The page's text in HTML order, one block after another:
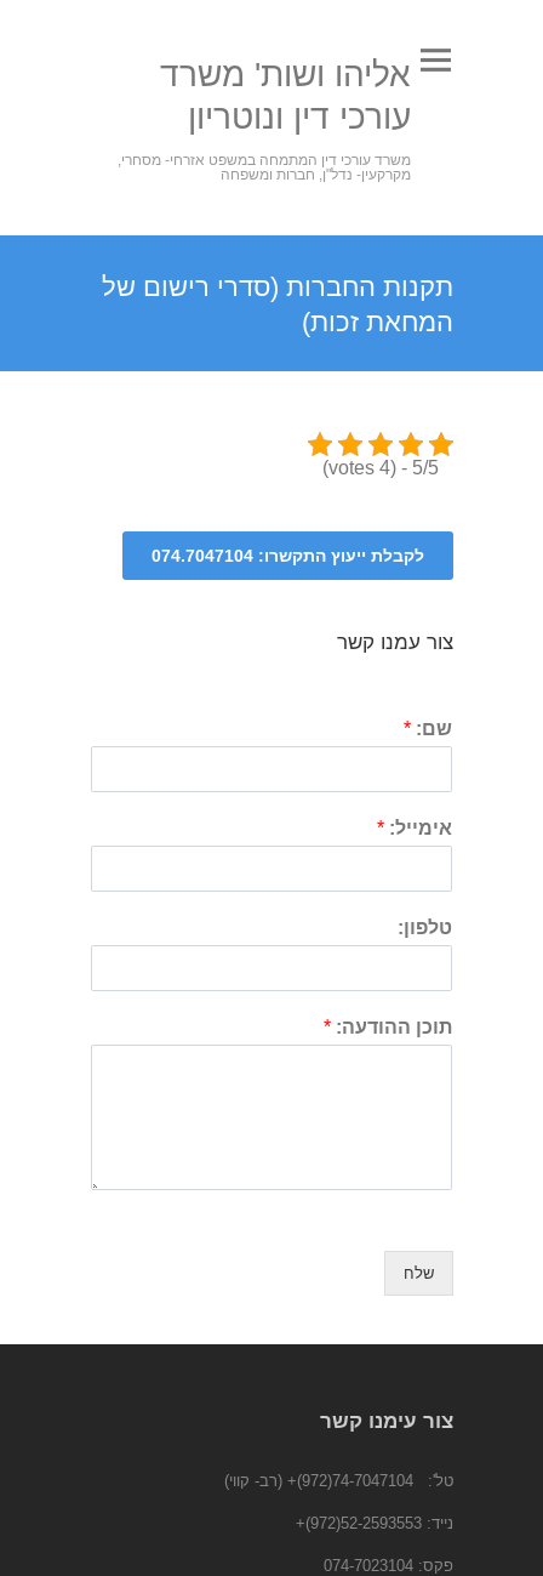
אליהו ושות' משרד
עורכי דין ונוטריון
משרד עורכי דין המתמחה במשפט אזרחי- מסחרי,
מקרקעין- נדל"ן, חברות ומשפחה
תקנות החברות (סדרי רישום של
המחאת זכות)
5/5 - (4 votes)
צור עמנו קשר
שם: *
אימייל: *
טלפון:
תוכן ההודעה: *
שלח
צור עימנו קשר
טל': 74-7047104(972)+ (רב- קווי)
נייד: 52-2593553(972)
+
פקס: 074-7023104